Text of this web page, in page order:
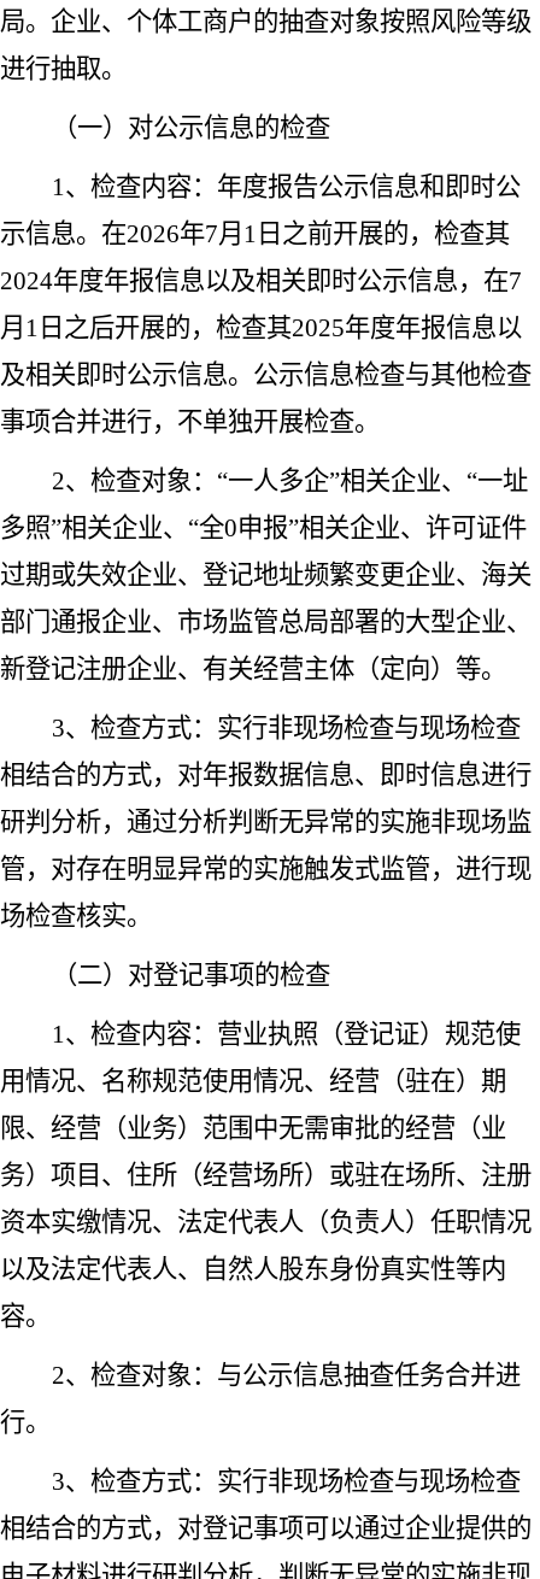
局。企业、个体工商户的抽查对象按照风险等级
进行抽取。
（一）对公示信息的检查
1、检查内容：年度报告公示信息和即时公
示信息。在2026年7月1日之前开展的，检查其
2024年度年报信息以及相关即时公示信息，在7
月1日之后开展的，检查其2025年度年报信息以
及相关即时公示信息。公示信息检查与其他检查
事项合并进行，不单独开展检查。
2、检查对象：“一人多企”相关企业、“一址
多照”相关企业、“全0申报”相关企业、许可证件
过期或失效企业、登记地址频繁变更企业、海关
部门通报企业、市场监管总局部署的大型企业、
新登记注册企业、有关经营主体（定向）等。
3、检查方式：实行非现场检查与现场检查
相结合的方式，对年报数据信息、即时信息进行
研判分析，通过分析判断无异常的实施非现场监
管，对存在明显异常的实施触发式监管，进行现
场检查核实。
（二）对登记事项的检查
1、检查内容：营业执照（登记证）规范使
用情况、名称规范使用情况、经营（驻在）期
限、经营（业务）范围中无需审批的经营（业
务）项目、住所（经营场所）或驻在场所、注册
资本实缴情况、法定代表人（负责人）任职情况
以及法定代表人、自然人股东身份真实性等内
容。
2、检查对象：与公示信息抽查任务合并进
行。
3、检查方式：实行非现场检查与现场检查
相结合的方式，对登记事项可以通过企业提供的